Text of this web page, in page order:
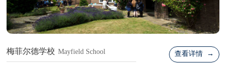
梅菲尔德学校 Mayfield School 查看详情 →